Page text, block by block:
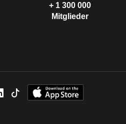
+ 1 300 000
Mitglieder